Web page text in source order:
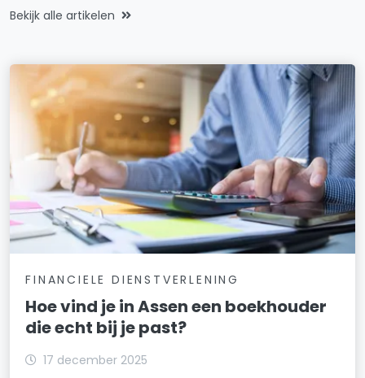
Bekijk alle artikelen
FINANCIELE DIENSTVERLENING
Hoe vind je in Assen een boekhouder
die echt bij je past?
17 december 2025